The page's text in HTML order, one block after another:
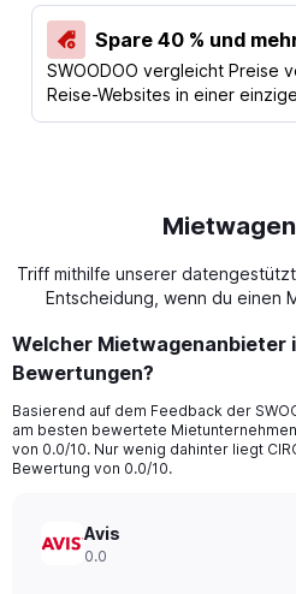
Spare 40 % und
SWOODOO vergleicht Preise
Reise-Websites in einer
Triff mithilfe unserer
Entscheidung, wenn du einen
Welcher Mietwagenanbieter
Bewertungen?
Basierend auf dem Feedback der
am besten bewertete
von 0.0/10. Nur wenig dahinter liegt
Bewertung von 0.0/10.
Avis
0.0